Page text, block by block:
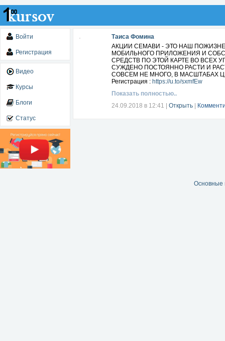
Войти
Регистрация
Видео
Курсы
Блоги
Статус
Таиса Фомина
АКЦИИ СЕМАВИ - ЭТО НАШ
МОБИЛЬНОГО ПРИЛОЖЕНИЯ И
СРЕДСТВ ПО ЭТОЙ КАРТЕ ВО ВСЕХ
СУЖДЕНО ПОСТОЯННО РАСТИ И
СОВСЕМ НЕ МНОГО, В МАСШТАБАХ
Регистрация : https://u.to/sxmfEw
Показать полностью..
24.09.2018 в 12:41
Открыть
Основные